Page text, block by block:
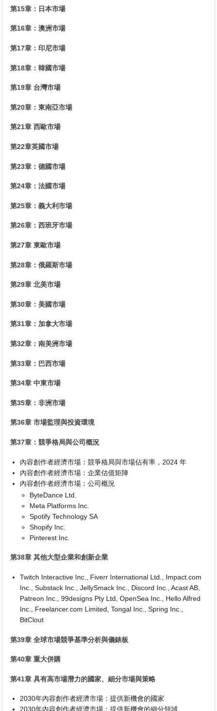
第15章：日本市場
第16章：澳洲市場
第17章：印尼市場
第18章：韓國市場
第19章 台灣市場
第20章：東南亞市場
第21章 西歐市場
第22章英國市場
第23章：德國市場
第24章：法國市場
第25章：義大利市場
第26章：西班牙市場
第27章 東歐市場
第28章：俄羅斯市場
第29章 北美市場
第30章：美國市場
第31章：加拿大市場
第32章：南美洲市場
第33章：巴西市場
第34章 中東市場
第35章：非洲市場
第36章 市場監理與投資環境
第37章：競爭格局與公司概況
內容創作者經濟市場：競爭格局與市場佔有率，2024 年
內容創作者經濟市場：企業估值矩陣
內容創作者經濟市場：公司概況
ByteDance Ltd.
Meta Platforms Inc.
Spotify Technology SA
Shopify Inc.
Pinterest Inc.
第38章 其他大型企業和創新企業
Twitch Interactive Inc., Fiverr International Ltd., Impact.com
Inc., Substack Inc., JellySmack Inc., Discord Inc., Acast AB,
Patreon Inc., 99designs Pty Ltd, OpenSea Inc., Hello Alfred
Inc., Freelancer.com Limited, Tongal Inc., Spring Inc.,
BitClout
第39章 全球市場競爭基準分析與儀錶板
第40章 重大併購
第41章 具有高市場潛力的國家、細分市場與策略
2030年內容創作者經濟市場：提供新機會的國家
2030年內容創作者經濟市場：提供新機會的細分領域